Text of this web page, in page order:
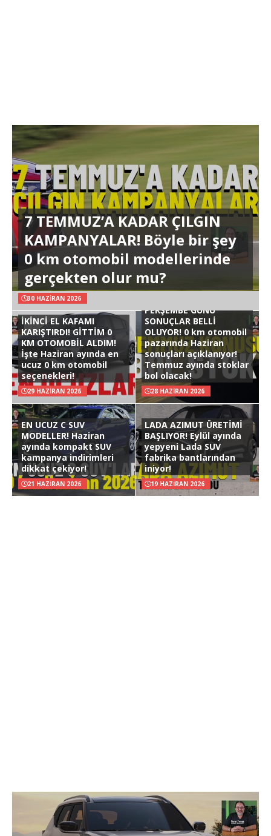
7 TEMMUZ’A KADAR ÇILGIN
KAMPANYALAR! Böyle bir şey
0 km otomobil modellerinde
gerçekten olur mu?
30 HAZIRAN 2026
İKİNCİ EL KAFAMI
KARIŞTIRDI! GİTTİM 0
KM OTOMOBİL ALDIM!
İşte Haziran ayında en
ucuz 0 km otomobil
seçenekleri!
29 HAZIRAN 2026
PERŞEMBE GÜNÜ
SONUÇLAR BELLİ
OLUYOR! 0 km otomobil
pazarında Haziran
sonuçları açıklanıyor!
Temmuz ayında stoklar
bol olacak!
28 HAZIRAN 2026
EN UCUZ C SUV
MODELLER! Haziran
ayında kompakt SUV
kampanya indirimleri
dikkat çekiyor!
21 HAZIRAN 2026
LADA AZIMUT ÜRETİMİ
BAŞLIYOR! Eylül ayında
yepyeni Lada SUV
fabrika bantlarından
iniyor!
19 HAZIRAN 2026